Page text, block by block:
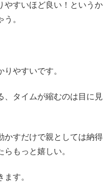
やすいほど良い！というか
。
やすいです。
、タイムが縮むのは目に見
かすだけで親としては納得
もっと嬉しい。
ます。